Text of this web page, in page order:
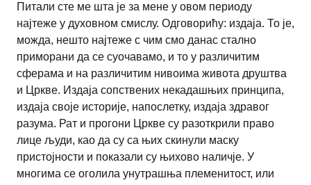
Питали сте ме шта је за мене у овом периоду
најтеже у духовном смислу. Одговорићу: издаја. То је,
можда, нешто најтеже с чим смо данас стално
приморани да се суочавамо, и то у различитим
сферама и на различитим нивоима живота друштва
и Цркве. Издаја сопствених некадашњих принципа,
издаја своје историје, напослетку, издаја здравог
разума. Рат и прогони Цркве су разоткрили право
лице људи, као да су са њих скинули маску
пристојности и показали су њихово наличје. У
многима се оголила унутрашња племенитост, или